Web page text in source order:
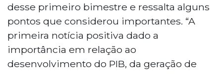
desse primeiro bimestre e ressalta alguns
pontos que considerou importantes. “A
primeira notícia positiva dado a
importância em relação ao
desenvolvimento do PIB, da geração de